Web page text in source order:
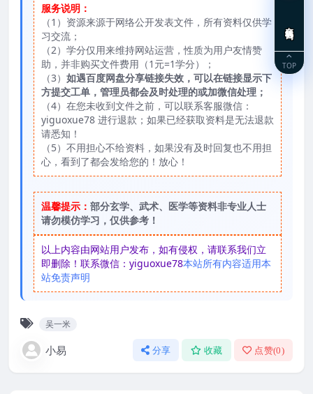
服务说明：
（1）资源来源于网络公开发表文件，所有资料仅供学
习交流；
（2）学分仅用来维持网站运营，性质为用户友情赞
助，并非购买文件费用（1元=1学分）；
（3） 如遇百度网盘分享链接失效，可以在链接显示下
方提交工单，管理员都会及时处理的或加微信处理；
（4）在您未收到文件之前，可以联系客服微信：
yiguoxue78 进行退款；如果已经获取资料是无法退款
请悉知！
（5）不用担心不给资料，如果没有及时回复也不用担
心，看到了都会发给您的！放心！
温馨提示： 部分玄学、武术、医学等资料非专业人士
请勿模仿学习，仅供参考！
以上内容由网站用户发布，如有侵权，请联系我们立
即删除！联系微信：yiguoxue78本站所有内容适用本
站免责声明
吴一米
小易 分享 收藏 点赞(0)
TOP